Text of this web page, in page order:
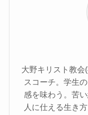
大野キリスト教会
スコーチ。学生
感を味わう。苦
人に仕える生き